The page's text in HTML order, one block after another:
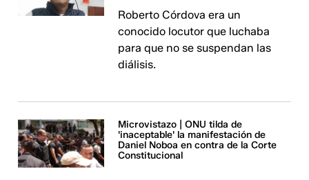
Roberto Córdova era un
conocido locutor que luchaba
para que no se suspendan las
diálisis.
Microvistazo | ONU tilda de
'inaceptable' la manifestación de
Daniel Noboa en contra de la Corte
Constitucional